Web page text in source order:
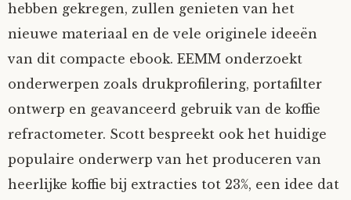
hebben gekregen, zullen genieten van het
nieuwe materiaal en de vele originele ideeën
van dit compacte ebook. EEMM onderzoekt
onderwerpen zoals drukprofilering, portafilter
ontwerp en geavanceerd gebruik van de koffie
refractometer. Scott bespreekt ook het huidige
populaire onderwerp van het produceren van
heerlijke koffie bij extracties tot 23%, een idee dat